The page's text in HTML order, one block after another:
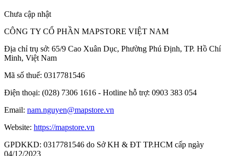
Chưa cập nhật
CÔNG TY CỔ PHẦN MAPSTORE VIỆT NAM
Địa chỉ trụ sở: 65/9 Cao Xuân Dục, Phường Phú Định, TP. Hồ Chí
Minh, Việt Nam
Mã số thuế: 0317781546
Điện thoại: (028) 7306 1616 - Hotline hỗ trợ: 0903 383 054
Email: nam.nguyen@mapstore.vn
Website: https://mapstore.vn
GPDKKD: 0317781546 do Sở KH & ĐT TP.HCM cấp ngày
04/12/2023